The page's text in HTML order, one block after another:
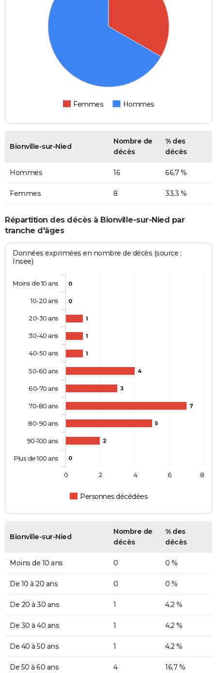
Femmes Hommes
Bionville-sur-Nied
Nombre de
décès
% des
décès
Hommes 16 66,7 %
Femmes 8 33,3 %
Répartition des décès à Bionville-sur-Nied par
tranche d'âges
Données exprimées en nombre de décès (source :
Insee)
0
0
1
1
1
4
3
7
5
2
0
Personnes décédées
Moins de 10 ans
10-20 ans
20-30 ans
30-40 ans
40-50 ans
50-60 ans
60-70 ans
70-80 ans
80-90 ans
90-100 ans
Plus de 100 ans
0 2 4 6 8
Bionville-sur-Nied
Nombre de
décès
% des
décès
Moins de 10 ans 0 0 %
De 10 à 20 ans 0 0 %
De 20 à 30 ans 1 4,2 %
De 30 à 40 ans 1 4,2 %
De 40 à 50 ans 1 4,2 %
De 50 à 60 ans 4 16,7 %